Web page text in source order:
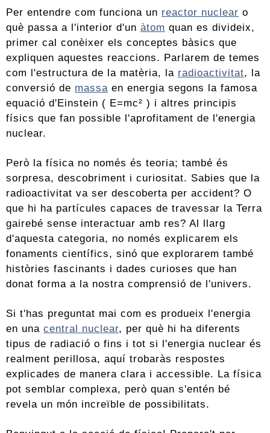
Per entendre com funciona un reactor nuclear o
què passa a l'interior d'un àtom quan es divideix,
primer cal conèixer els conceptes bàsics que
expliquen aquestes reaccions. Parlarem de temes
com l'estructura de la matèria, la radioactivitat, la
conversió de massa en energia segons la famosa
equació d'Einstein ( E=mc² ) i altres principis
físics que fan possible l'aprofitament de l'energia
nuclear.
Però la física no només és teoria; també és
sorpresa, descobriment i curiositat. Sabies que la
radioactivitat va ser descoberta per accident? O
que hi ha partícules capaces de travessar la Terra
gairebé sense interactuar amb res? Al llarg
d'aquesta categoria, no només explicarem els
fonaments científics, sinó que explorarem també
històries fascinants i dades curioses que han
donat forma a la nostra comprensió de l'univers.
Si t'has preguntat mai com es produeix l'energia
en una central nuclear, per què hi ha diferents
tipus de radiació o fins i tot si l'energia nuclear és
realment perillosa, aquí trobaràs respostes
explicades de manera clara i accessible. La física
pot semblar complexa, però quan s'entén bé
revela un món increïble de possibilitats.